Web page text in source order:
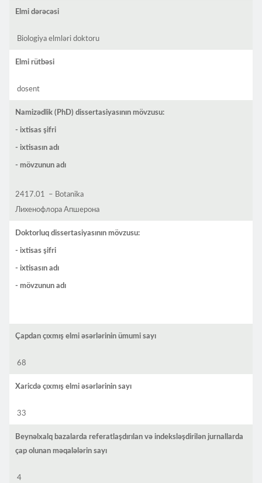
Elmi dərəcəsi
Biologiya elmləri doktoru
Elmi rütbəsi
dosent
Namizədlik (PhD) dissertasiyasının mövzusu:
- ixtisas şifri
- ixtisasın adı
- mövzunun adı
2417.01 – Botanika
Лихенофлора Апшерона
Doktorluq dissertasiyasının mövzusu:
- ixtisas şifri
- ixtisasın adı
- mövzunun adı
Çapdan çıxmış elmi əsərlərinin ümumi sayı
68
Xaricdə çıxmış elmi əsərlərinin sayı
33
Beynəlxalq bazalarda referatlaşdırılan və indeksləşdirilən jurnallarda
çap olunan məqalələrin sayı
4